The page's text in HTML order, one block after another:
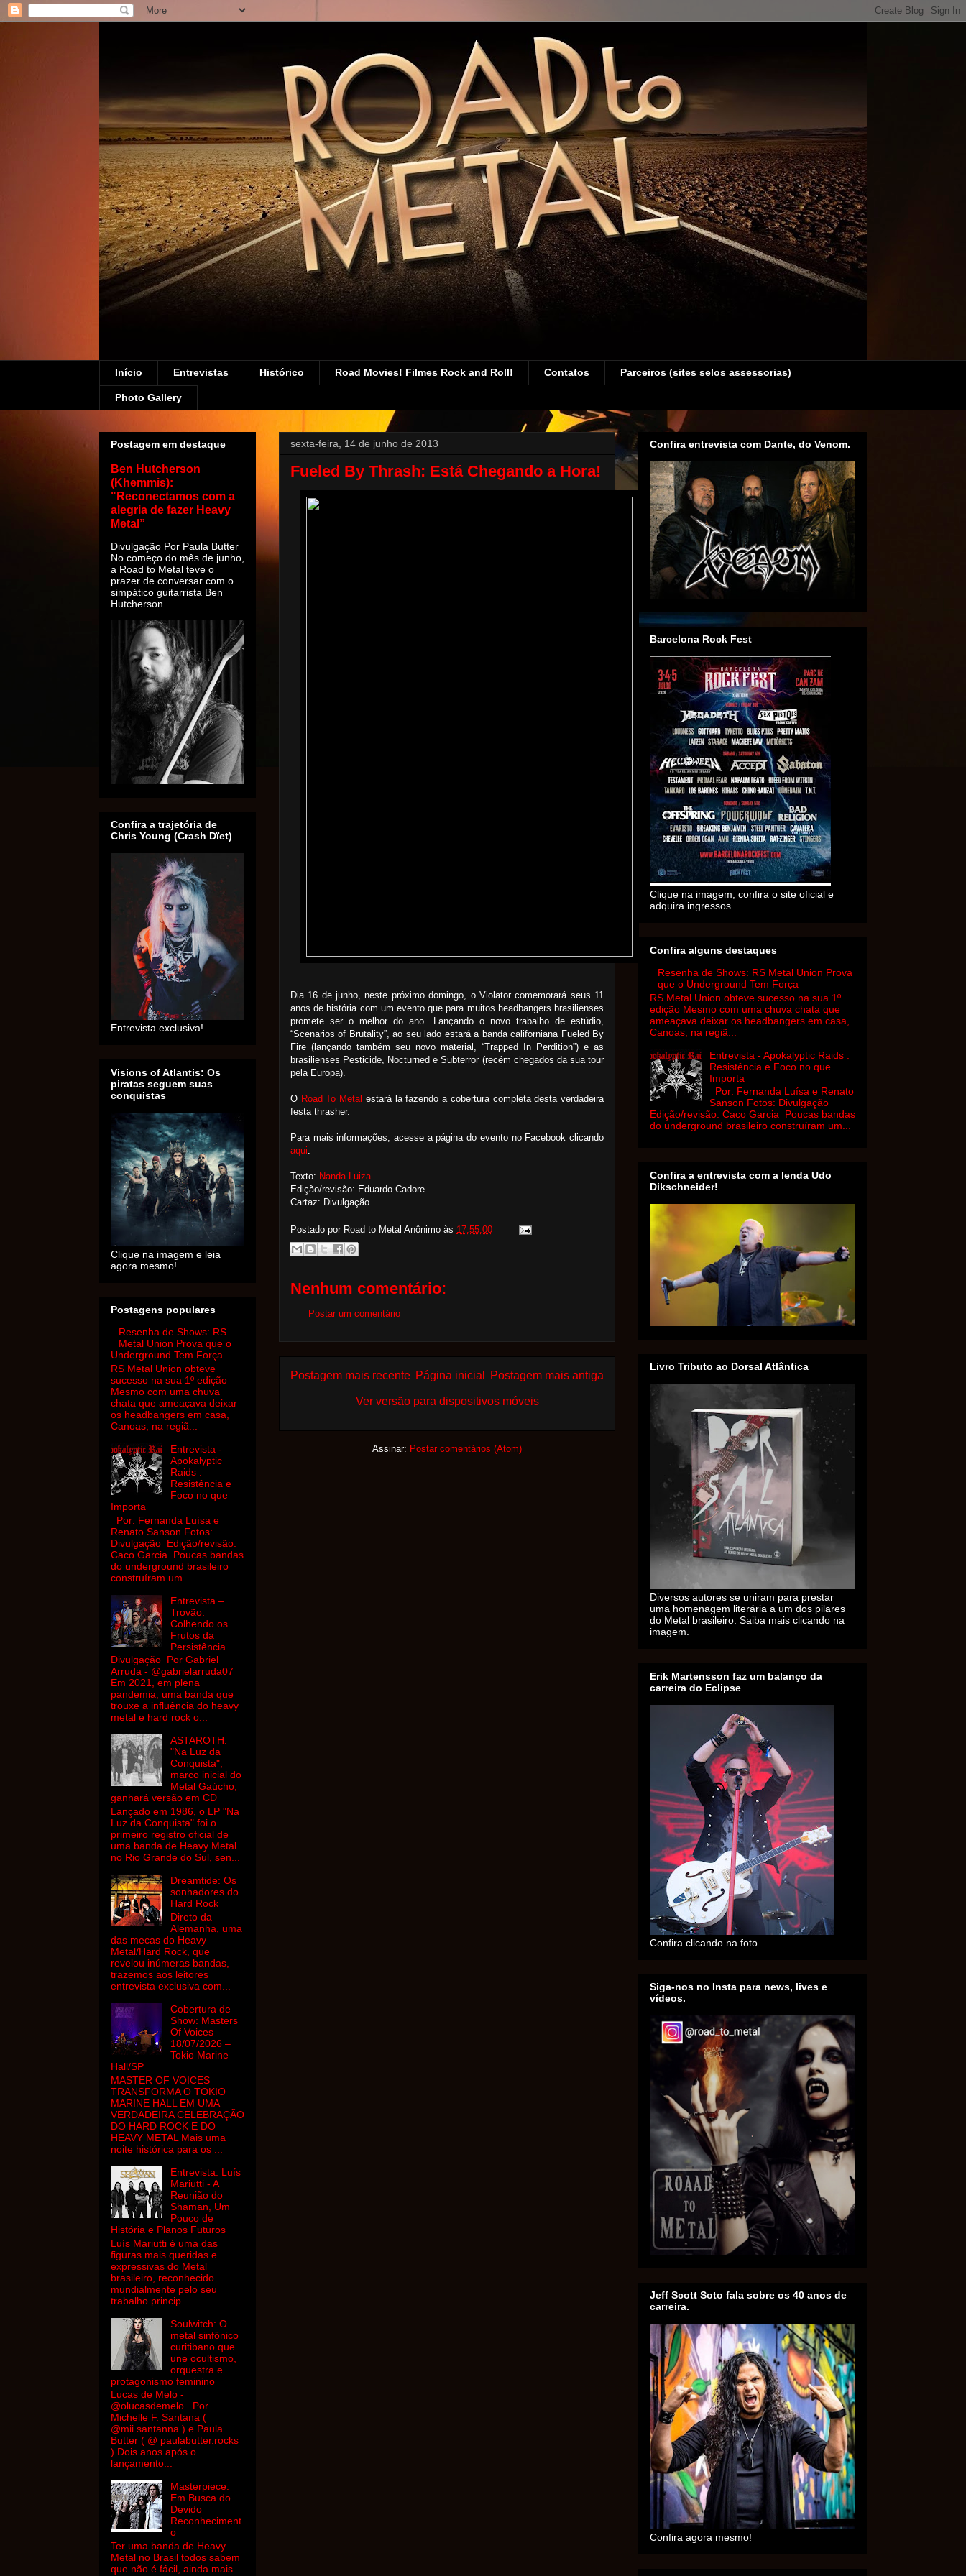
Início Entrevistas Histórico Road Movies! Filmes Rock and Roll! Contatos Parceiros (sites selos assessorias)
Photo Gallery
sexta-feira, 14 de junho de 2013
Fueled By Thrash: Está Chegando a Hora!
Dia 16 de junho, neste próximo domingo, o Violator comemorará seus 11
anos de história com um evento que para muitos headbangers brasilienses
promete ser o melhor do ano. Lançando o novo trabalho de estúdio,
“Scenarios of Brutality”, ao seu lado estará a banda californiana Fueled By
Fire (lançando também seu novo material, “Trapped In Perdition”) e as
brasilienses Pesticide, Nocturned e Subterror (recém chegados da sua tour
pela Europa).
O Road To Metal estará lá fazendo a cobertura completa desta verdadeira
festa thrasher.
Para mais informações, acesse a página do evento no Facebook clicando
aqui
Texto: Nanda Luiza
Edição/revisão: Eduardo Cadore
Cartaz: Divulgação
Postado por Road to Metal Anônimo às 17:55:00
Nenhum comentário:
Postar um comentário
Postagem mais recente Postagem mais antiga
Página inicial
Ver versão para dispositivos móveis
Assinar: Postar comentários (Atom)
Postagem em destaque
Ben Hutcherson
(Khemmis):
"Reconectamos com a
alegria de fazer Heavy
Metal”
Divulgação Por Paula Butter
No começo do mês de junho,
a Road to Metal teve o
prazer de conversar com o
simpático guitarrista Ben
Hutcherson...
Confira a trajetória de
Chris Young (Crash Dïet)
Entrevista exclusiva!
Visions of Atlantis: Os
piratas seguem suas
conquistas
Clique na imagem e leia
agora mesmo!
Postagens populares
Resenha de Shows: RS
Metal Union Prova que o
Underground Tem Força
RS Metal Union obteve
sucesso na sua 1º edição
Mesmo com uma chuva
chata que ameaçava deixar
os headbangers em casa,
Canoas, na regiã...
Entrevista -
Apokalyptic
Raids :
Resistência e
Foco no que
Importa
Por: Fernanda Luísa e
Renato Sanson Fotos:
Divulgação Edição/revisão:
Caco Garcia Poucas bandas
do underground brasileiro
construíram um...
Entrevista –
Trovão:
Colhendo os
Frutos da
Persistência
Divulgação Por Gabriel
Arruda - @gabrielarruda07
Em 2021, em plena
pandemia, uma banda que
trouxe a influência do heavy
metal e hard rock o...
ASTAROTH:
"Na Luz da
Conquista",
marco inicial do
Metal Gaúcho,
ganhará versão em CD
Lançado em 1986, o LP "Na
Luz da Conquista" foi o
primeiro registro oficial de
uma banda de Heavy Metal
no Rio Grande do Sul, sen...
Dreamtide: Os
sonhadores do
Hard Rock
Direto da
Alemanha, uma
das mecas do Heavy
Metal/Hard Rock, que
revelou inúmeras bandas,
trazemos aos leitores
entrevista exclusiva com...
Cobertura de
Show: Masters
Of Voices –
18/07/2026 –
Tokio Marine
Hall/SP
MASTER OF VOICES
TRANSFORMA O TOKIO
MARINE HALL EM UMA
VERDADEIRA CELEBRAÇÃO
DO HARD ROCK E DO
HEAVY METAL Mais uma
noite histórica para os ...
Entrevista: Luís
Mariutti - A
Reunião do
Shaman, Um
Pouco de
História e Planos Futuros
Luís Mariutti é uma das
figuras mais queridas e
expressivas do Metal
brasileiro, reconhecido
mundialmente pelo seu
trabalho princip...
Soulwitch: O
metal sinfônico
curitibano que
une ocultismo,
orquestra e
protagonismo feminino
Lucas de Melo -
@olucasdemelo_ Por
Michelle F. Santana (
@mii.santanna ) e Paula
Butter ( @ paulabutter.rocks
) Dois anos após o
lançamento...
Masterpiece:
Em Busca do
Devido
Reconheciment
o
Ter uma banda de Heavy
Metal no Brasil todos sabem
que não é fácil, ainda mais
Confira entrevista com Dante, do Venom.
Barcelona Rock Fest
Clique na imagem, confira o site oficial e
adquira ingressos.
Confira alguns destaques
Resenha de Shows: RS Metal Union Prova
que o Underground Tem Força
RS Metal Union obteve sucesso na sua 1º
edição Mesmo com uma chuva chata que
ameaçava deixar os headbangers em casa,
Canoas, na regiã...
Entrevista - Apokalyptic Raids :
Resistência e Foco no que
Importa
Por: Fernanda Luísa e Renato
Sanson Fotos: Divulgação
Edição/revisão: Caco Garcia Poucas bandas
do underground brasileiro construíram um...
Confira a entrevista com a lenda Udo
Dikschneider!
Livro Tributo ao Dorsal Atlântica
Diversos autores se uniram para prestar
uma homenagem literária a um dos pilares
do Metal brasileiro. Saiba mais clicando na
imagem.
Erik Martensson faz um balanço da
carreira do Eclipse
Confira clicando na foto.
Siga-nos no Insta para news, lives e
vídeos.
Jeff Scott Soto fala sobre os 40 anos de
carreira.
Confira agora mesmo!